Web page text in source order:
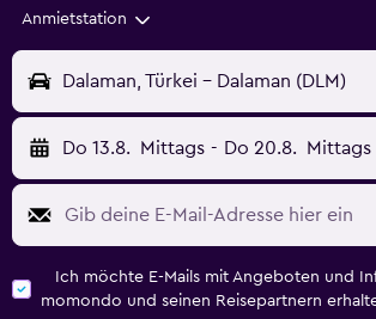
Anmietstation
Dalaman, Türkei - Dalaman (DLM)
Do 13.8. Mittags - Do 20.8. Mittags
Ich möchte E-Mails mit Angeboten und
momondo und seinen Reisepartnern